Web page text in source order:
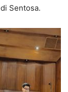
Sentosa.